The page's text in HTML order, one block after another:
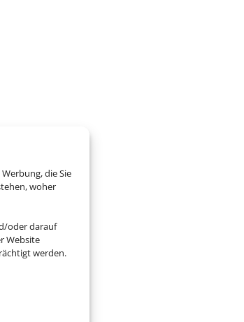
die Sie
woher
oder darauf
Website
werden.